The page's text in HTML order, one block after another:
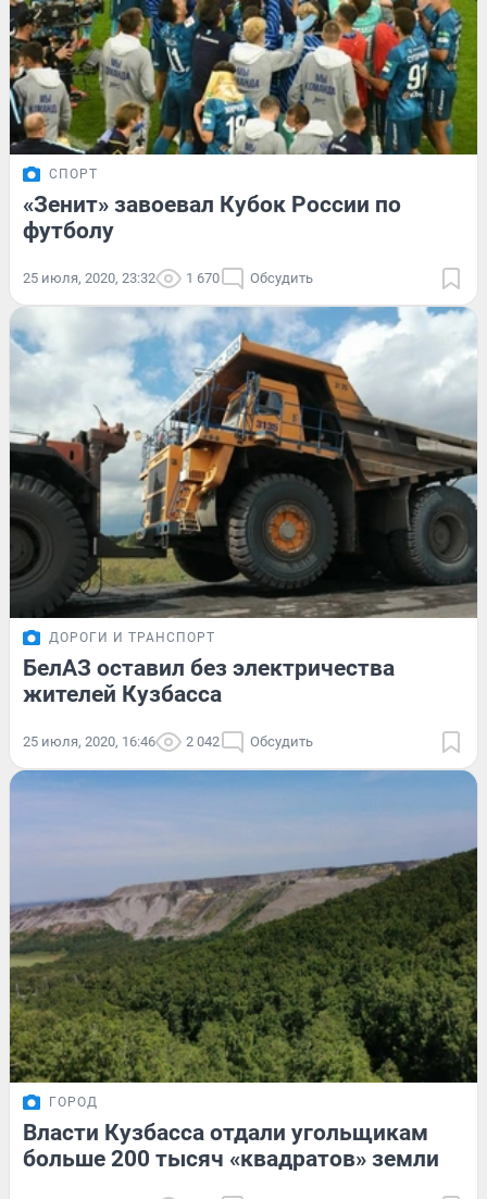
СПОРТ
«Зенит» завоевал Кубок России по
футболу
25 июля, 2020, 23:32 1 670 Обсудить
ДОРОГИ И ТРАНСПОРТ
БелАЗ оставил без электричества
жителей Кузбасса
25 июля, 2020, 16:46 2 042 Обсудить
ГОРОД
Власти Кузбасса отдали угольщикам
больше 200 тысяч «квадратов» земли